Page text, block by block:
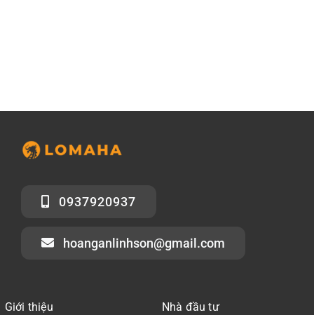
0937920937
hoanganlinhson@gmail.com
Giới thiệu Nhà đầu tư